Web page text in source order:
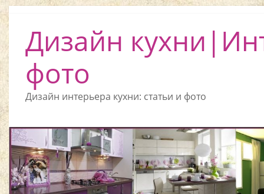
Дизайн
фото
Дизайн интерьера кухни: статьи и фото